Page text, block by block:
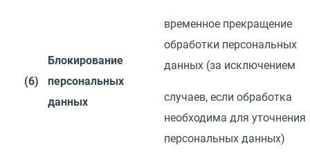
(6)
Блокирование
персональных
данных
временное прекращение
обработки персональных
данных (за исключением
случаев, если обработка
необходима для уточнения
персональных данных)